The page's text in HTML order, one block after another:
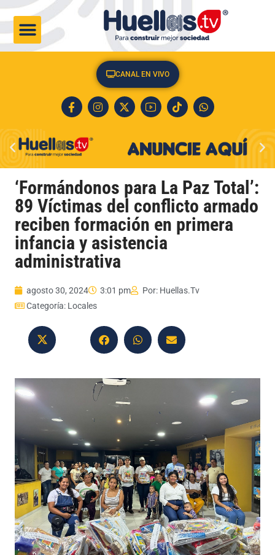
CANAL EN VIVO
‘Formándonos para La Paz Total’:
89 Víctimas del conflicto armado
reciben formación en primera
infancia y asistencia
administrativa
agosto 30, 2024 3:01 pm Por: Huellas.Tv
Categoría: Locales